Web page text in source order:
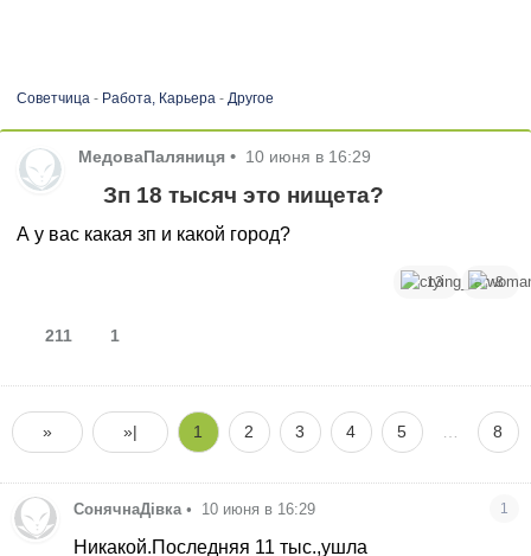
Советчица- Работа, Карьера- Другое
МедоваПаляниця • 10 июня в 16:29
Зп 18 тысяч это нищета?
А у вас какая зп и какой город?
13 3
211 1
» »| 1 2 3 4 5 8
СонячнаДівка • 10 июня в 16:29 1
Никакой.Последняя 11 тыс.,ушла